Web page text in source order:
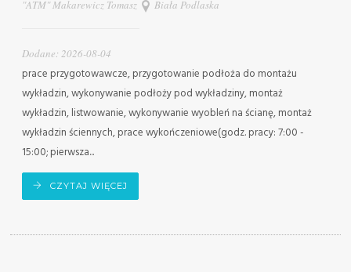
"ATM" Makarewicz Tomasz Biała Podlaska
Dodane: 2026-08-04
prace przygotowawcze, przygotowanie podłoża do montażu
wykładzin, wykonywanie podłoży pod wykładziny, montaż
wykładzin, listwowanie, wykonywanie wyobleń na ścianę, montaż
wykładzin ściennych, prace wykończeniowe(godz. pracy: 7:00 -
15:00; pierwsza...
CZYTAJ WIĘCEJ